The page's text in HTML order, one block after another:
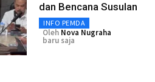
dan Bencana Susulan
INFO PEMDA
Oleh Nova Nugraha
baru saja